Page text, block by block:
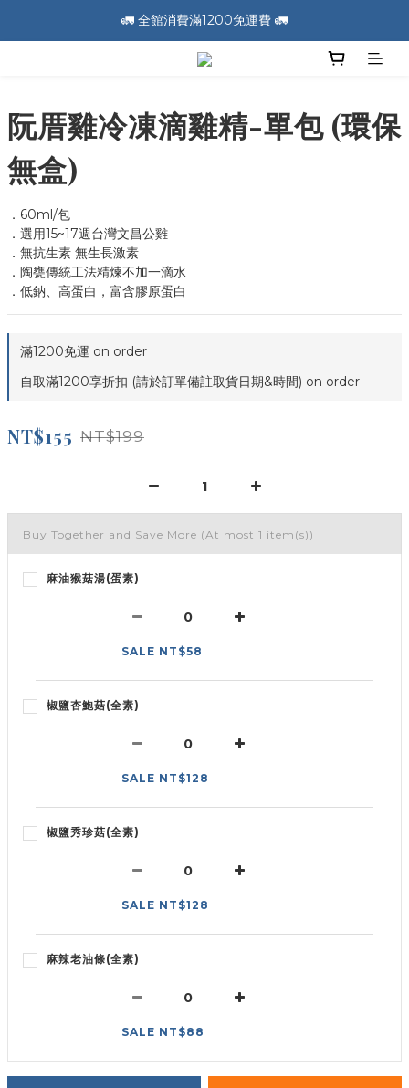
🚛 全館消費滿1200免運費 🚛
阮厝雞冷凍滴雞精-單包 (環保
無盒)
．60ml/包
．選用15~17週台灣文昌公雞
．無抗生素 無生長激素
．陶甕傳統工法精煉不加一滴水
．低鈉、高蛋白，富含膠原蛋白
滿1200免運 on order
自取滿1200享折扣 (請於訂單備註取貨日期&時間) on order
NT$155 NT$199
Buy Together and Save More (At most 1 item(s))
麻油猴菇湯(蛋素)
SALE NT$58
椒鹽杏鮑菇(全素)
SALE NT$128
椒鹽秀珍菇(全素)
SALE NT$128
麻辣老油條(全素)
SALE NT$88